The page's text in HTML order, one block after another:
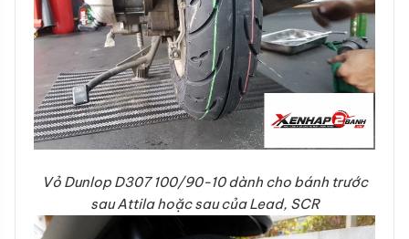
Vỏ Dunlop D307 100/90-10 dành cho bánh trước
sau Attila hoặc sau của Lead, SCR